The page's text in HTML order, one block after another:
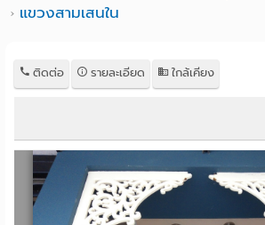
ค้นหา
ค้นจากสถานีรถไฟฟ้า
ค้นจากสถานศึกษา
ค้นจากแผนที่
พาร์
เม้น
แขวงสามเสนใน
ติดต่อ รายละเอียด ใกล้เคียง